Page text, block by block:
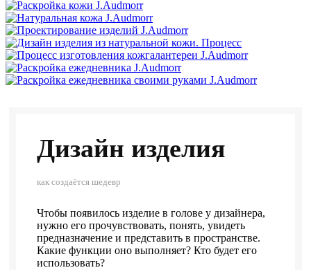
Дизайн изделия
как создаётся шедевр
Чтобы появилось изделие в голове у дизайнера,
нужно его прочувствовать, понять, увидеть
предназначение и представить в пространстве.
Какие функции оно выполняет? Кто будет его
использовать?